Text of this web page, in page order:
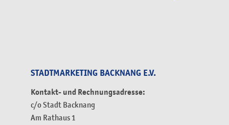
STADTMARKETING BACKNANG E.V.
Kontakt- und Rechnungsadresse:
c/o Stadt Backnang
Am Rathaus 1